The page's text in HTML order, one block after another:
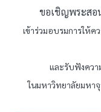
ขอเชิญพระสอ
เข้าร่วมอบรมการให้ค
และรับฟังคว
ในมหาวิทยาลัยมหา